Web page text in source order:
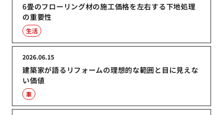
6畳のフローリング材の施工価格を左右する下地処理
の重要性
生活
建築家が語るリフォームの理想的な範囲と目に見えな
い価値
2026.06.15
車